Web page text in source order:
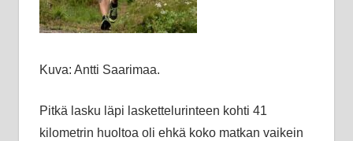
Kuva: Antti Saarimaa.
Pitkä lasku läpi laskettelurinteen kohti 41
kilometrin huoltoa oli ehkä koko matkan vaikein